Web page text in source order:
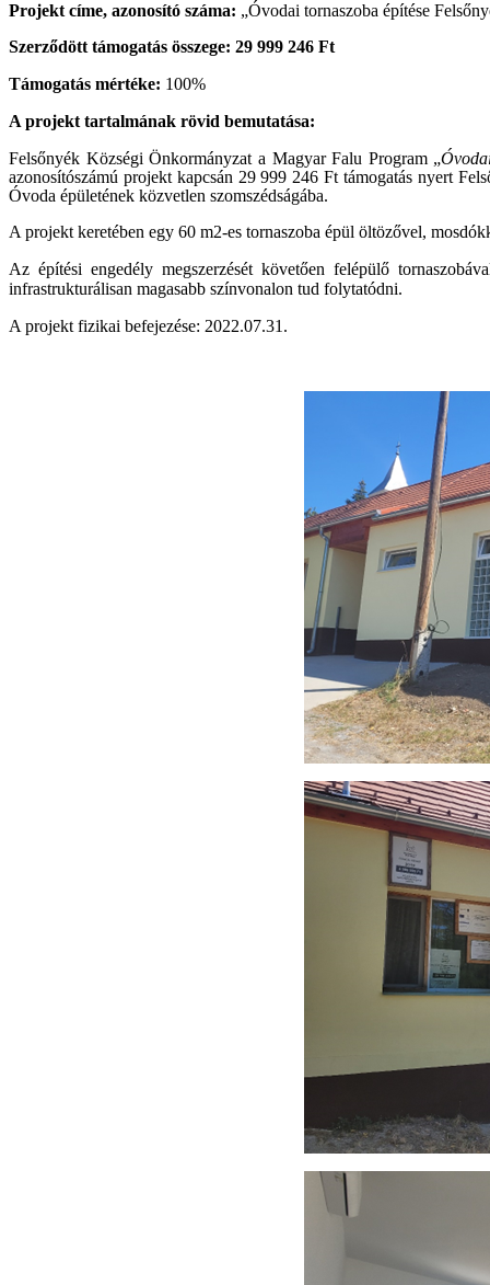
Projekt címe, azonosító száma: „Óvodai tornaszoba építése
Szerződött támogatás összege: 29 999 246 Ft
Támogatás mértéke: 100%
A projekt tartalmának rövid bemutatása:
Felsőnyék KözségiÖnkormányzat a Magyar Falu Program „
azonosítószámú projekt kapcsán 29 999 246 Ft támogatás nyert
Óvoda épületének közvetlen szomszédságába.
A projekt keretében egy 60 m2-es tornaszoba épül öltözővel,
Az építési engedély megszerzését követően felépülő
infrastrukturálisan magasabb színvonalon tud folytatódni.
A projekt fizikai befejezése: 2022.07.31.